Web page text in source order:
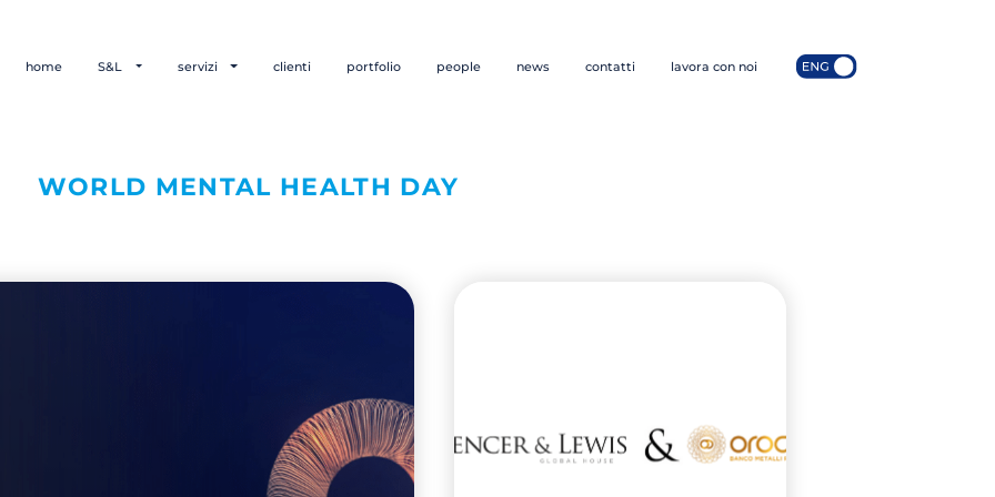
home S&L servizi clienti portfolio people news contatti lavora con noi
WORLD MENTAL HEALTH DAY